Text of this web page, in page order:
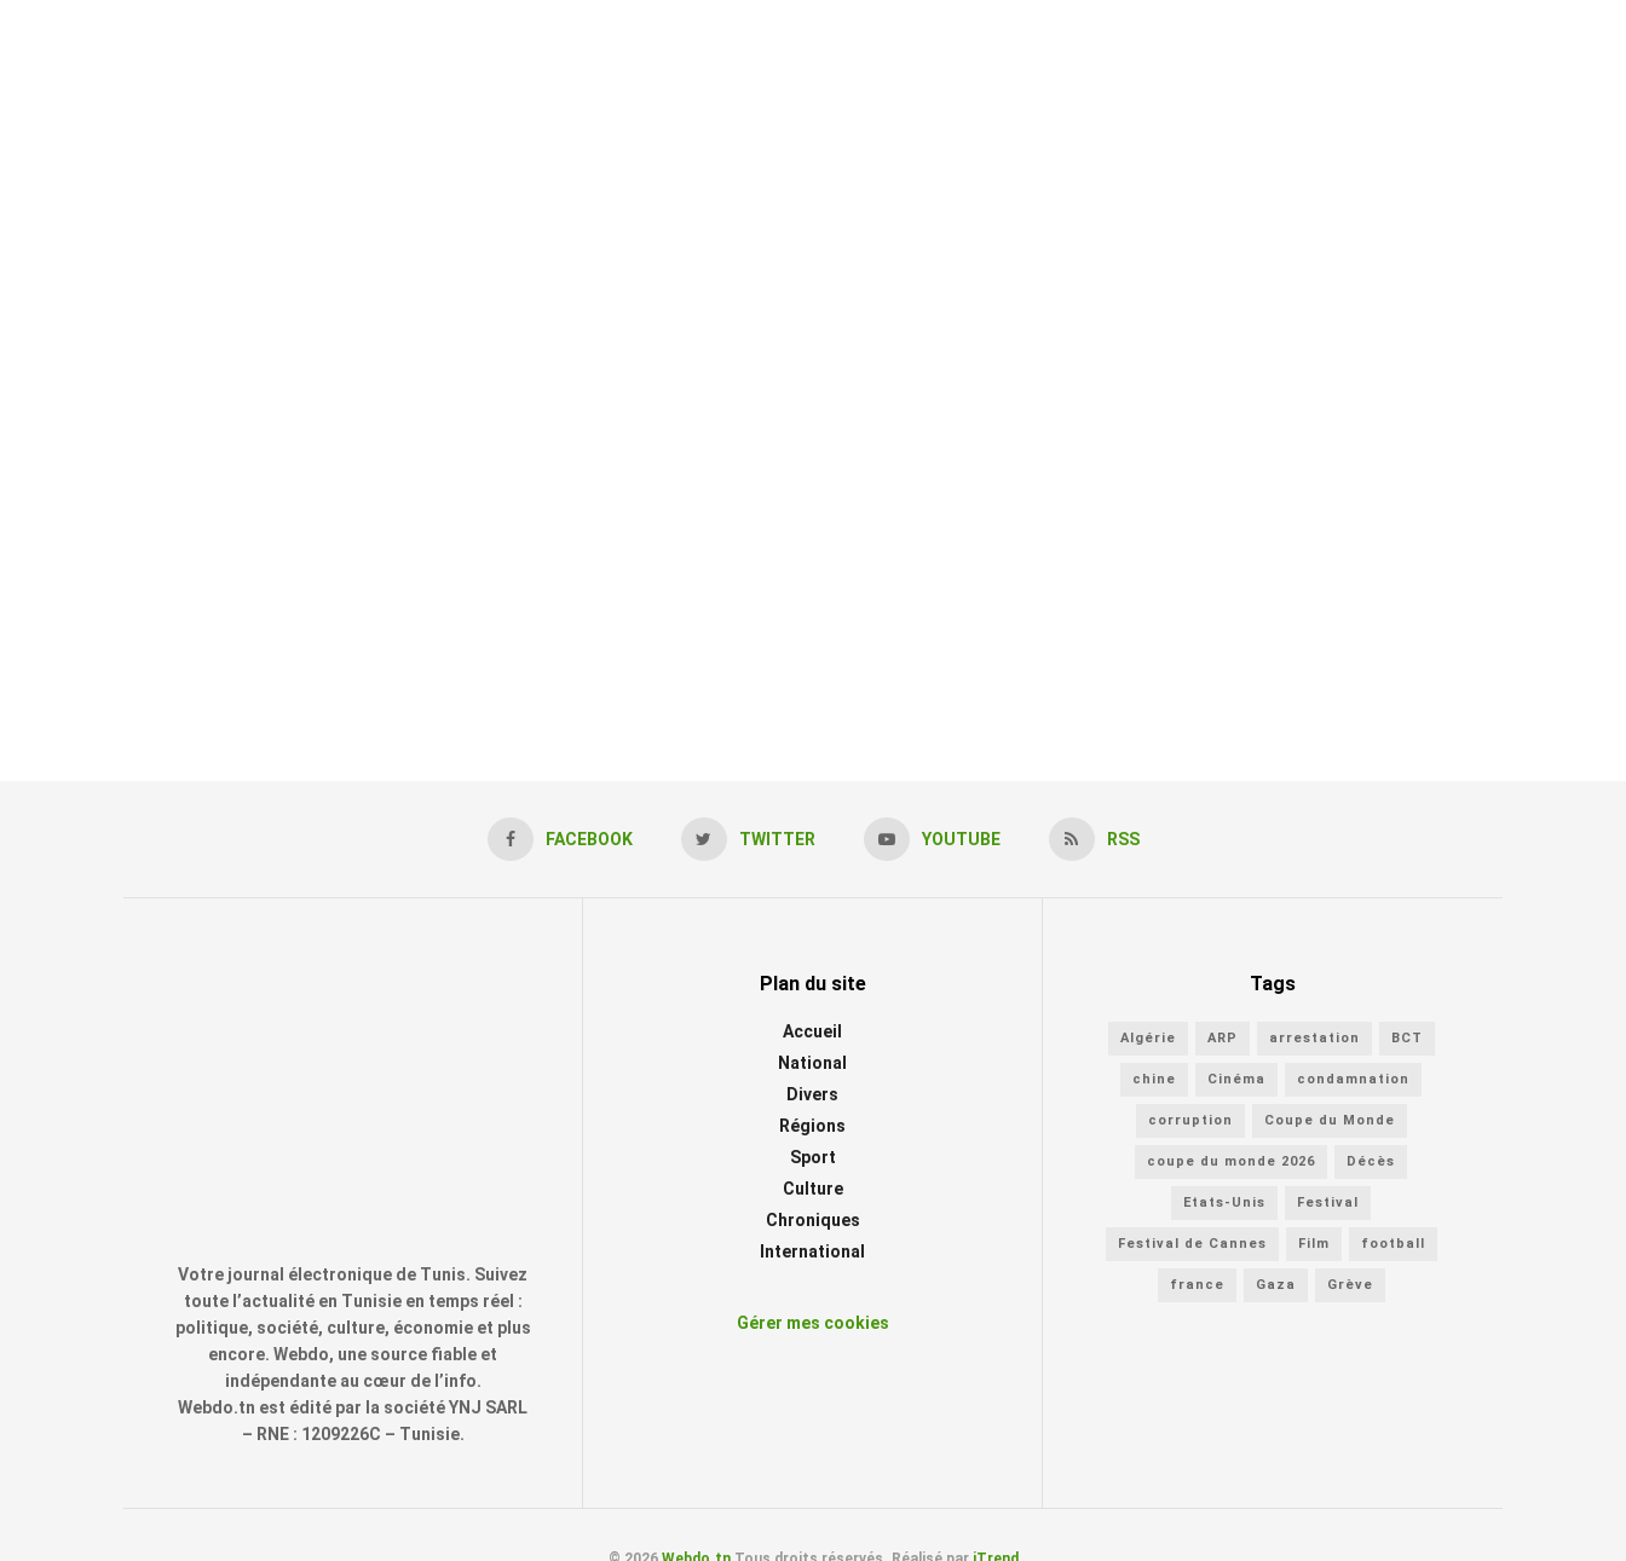
FACEBOOK TWITTER YOUTUBE RSS
Votre journal électronique de Tunis. Suivez
toute l’actualité en Tunisie en temps réel :
politique, société, culture, économie et plus
encore. Webdo, une source fiable et
indépendante au cœur de l’info.
Webdo.tn est édité par la société YNJ SARL
– RNE : 1209226C – Tunisie.
Plan du site
Accueil
National
Divers
Régions
Sport
Culture
Chroniques
International
Gérer mes cookies
Tags
Algérie ARP arrestation BCT
chine Cinéma condamnation
corruption Coupe du Monde
coupe du monde 2026 Décès
Etats-Unis Festival
Festival de Cannes Film football
france Gaza Grève